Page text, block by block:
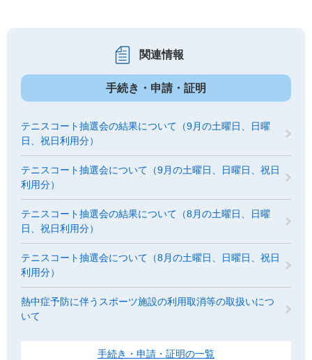
関連情報
手続き・申請・証明
テニスコート抽選会の結果について（9月の土曜日、日曜
日、祝日利用分）
テニスコート抽選会について（9月の土曜日、日曜日、祝日
利用分）
テニスコート抽選会の結果について（8月の土曜日、日曜
日、祝日利用分）
テニスコート抽選会について（8月の土曜日、日曜日、祝日
利用分）
熱中症予防に伴うスポーツ施設の利用取消等の取扱いにつ
いて
手続き・申請・証明の一覧